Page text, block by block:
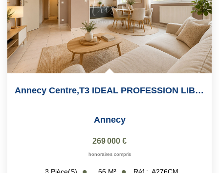
Annecy Centre,T3 IDEAL PROFESSION LIBERALE !! 66m2
Annecy
269 000 €
honoraires compris
66 M² Réf : A276CM